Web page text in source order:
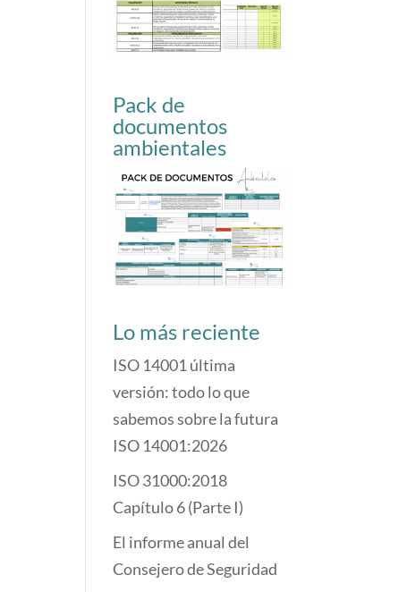
Pack de
documentos
ambientales
Lo más reciente
ISO 14001 última
versión: todo lo que
sabemos sobre la futura
ISO 14001:2026
ISO 31000:2018
Capítulo 6 (Parte I)
El informe anual del
Consejero de Seguridad